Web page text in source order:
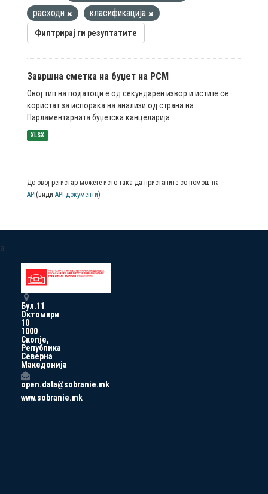
расходи
класификација
Филтрирај ги резултатите
Завршна сметка на буџет на РСМ
Овој тип на податоци е од секундарен извор и истите се
користат за испорака на анализи од страна на
Парламентарната буџетска канцеларија
XLSX
До овој регистар можете исто така да пристапите со помош на
API (види API документи)
a
Бул.11
Октомври
10
1000
Скопје,
Република
Северна
Македонија
open.data@sobranie.mk
www.sobranie.mk